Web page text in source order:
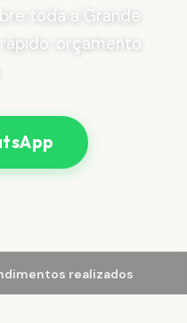
toda a Grande
orçamento
realizados